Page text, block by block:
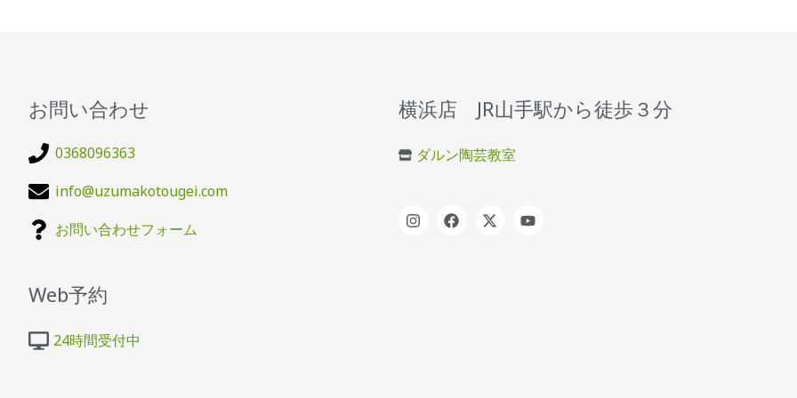
お問い合わせ
0368096363
info@uzumakotougei.com
お問い合わせフォーム
Web予約
24時間受付中
横浜店 JR山手駅から徒歩３分
ダルン陶芸教室